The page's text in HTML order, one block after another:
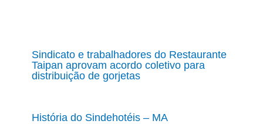
Sindicato e trabalhadores do Restaurante
Taipan aprovam acordo coletivo para
distribuição de gorjetas
História do Sindehotéis – MA